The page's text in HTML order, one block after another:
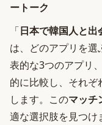
ートーク
「日本で韓国人と出
は、どのアプリを
表的な3つのアプリ
的に比較し、それ
します。このマッチ
適な選択肢を見つけ